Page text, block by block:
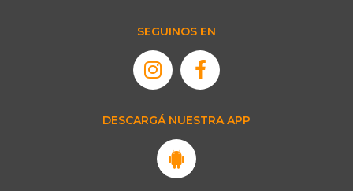
SEGUINOS EN
DESCARGÁ NUESTRA APP